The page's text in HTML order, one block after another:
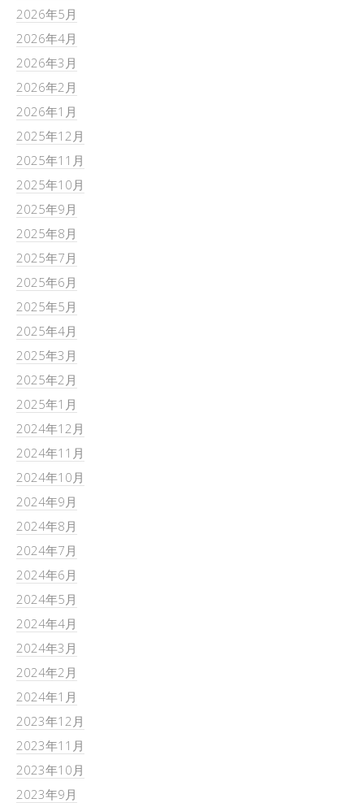
2026年5月
2026年4月
2026年3月
2026年2月
2026年1月
2025年12月
2025年11月
2025年10月
2025年9月
2025年8月
2025年7月
2025年6月
2025年5月
2025年4月
2025年3月
2025年2月
2025年1月
2024年12月
2024年11月
2024年10月
2024年9月
2024年8月
2024年7月
2024年6月
2024年5月
2024年4月
2024年3月
2024年2月
2024年1月
2023年12月
2023年11月
2023年10月
2023年9月